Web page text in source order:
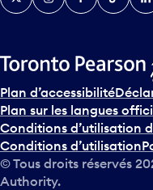
Plan d’accessibilité
Plan sur les langues
Conditions d’utilisation
Conditions d’utilisation
© Tous droits réservés
Authority.